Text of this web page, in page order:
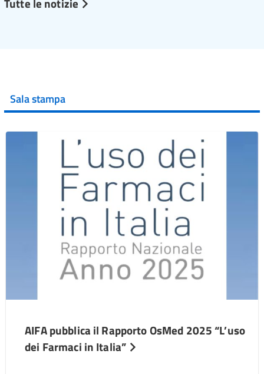
Sala stampa
AIFA pubblica il Rapporto OsMed 2025 “L’uso
dei Farmaci in Italia”